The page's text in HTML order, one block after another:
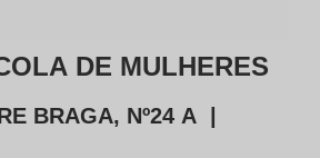
DE MULHERES
BRAGA, Nº24 A